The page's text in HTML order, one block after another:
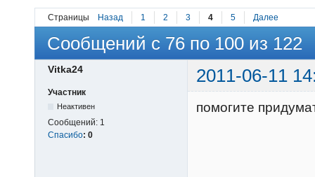
Страницы Назад 1 2 3 4 5 Далее
Сообщений с 76 по 100 из 122
Vitka24 2011-06-11
Участник
Неактивен
Сообщений: 1
Спасибо: 0
помогите